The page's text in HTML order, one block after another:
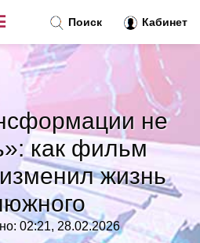
не
как фильм
жизнь
02:21, 28.02.2026
Поиск Кабинет